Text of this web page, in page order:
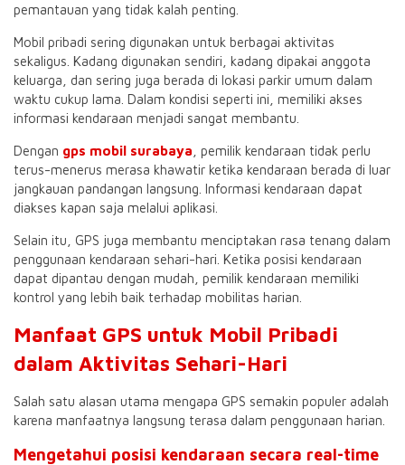
pemantauan yang tidak kalah penting.
Mobil pribadi sering digunakan untuk berbagai aktivitas
sekaligus. Kadang digunakan sendiri, kadang dipakai anggota
keluarga, dan sering juga berada di lokasi parkir umum dalam
waktu cukup lama. Dalam kondisi seperti ini, memiliki akses
informasi kendaraan menjadi sangat membantu.
Dengan gps mobil surabaya , pemilik kendaraan tidak perlu
terus-menerus merasa khawatir ketika kendaraan berada di luar
jangkauan pandangan langsung. Informasi kendaraan dapat
diakses kapan saja melalui aplikasi.
Selain itu, GPS juga membantu menciptakan rasa tenang dalam
penggunaan kendaraan sehari-hari. Ketika posisi kendaraan
dapat dipantau dengan mudah, pemilik kendaraan memiliki
kontrol yang lebih baik terhadap mobilitas harian.
Manfaat GPS untuk Mobil Pribadi
dalam Aktivitas Sehari-Hari
Salah satu alasan utama mengapa GPS semakin populer adalah
karena manfaatnya langsung terasa dalam penggunaan harian.
Mengetahui posisi kendaraan secara real-time